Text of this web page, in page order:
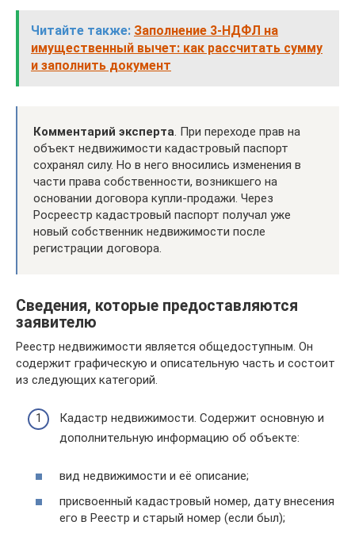
Читайте также: Заполнение 3-НДФЛ на
имущественный вычет: как рассчитать сумму
и заполнить документ
Комментарий эксперта . При переходе прав на
объект недвижимости кадастровый паспорт
сохранял силу. Но в него вносились изменения в
части права собственности, возникшего на
основании договора купли-продажи. Через
Росреестр кадастровый паспорт получал уже
новый собственник недвижимости после
регистрации договора.
Сведения, которые предоставляются
заявителю
Реестр недвижимости является общедоступным. Он
содержит графическую и описательную часть и состоит
из следующих категорий.
Кадастр недвижимости. Содержит основную и
дополнительную информацию об объекте:
вид недвижимости и её описание;
присвоенный кадастровый номер, дату внесения
его в Реестр и старый номер (если был);